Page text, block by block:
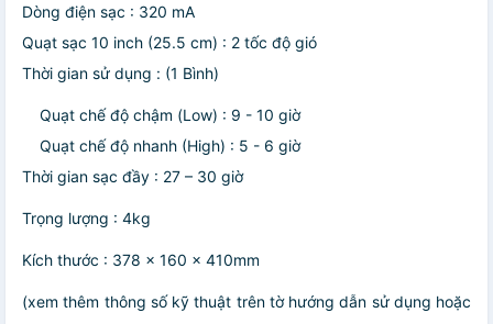
Dòng điện sạc : 320 mA
Quạt sạc 10 inch (25.5 cm) : 2 tốc độ gió
Thời gian sử dụng : (1 Bình)
Quạt chế độ chậm (Low) : 9 - 10 giờ
Quạt chế độ nhanh (High) : 5 - 6 giờ
Thời gian sạc đầy : 27 – 30 giờ
Trọng lượng : 4kg
Kích thước : 378 x 160 x 410mm
(xem thêm thông số kỹ thuật trên tờ hướng dẫn sử dụng hoặc